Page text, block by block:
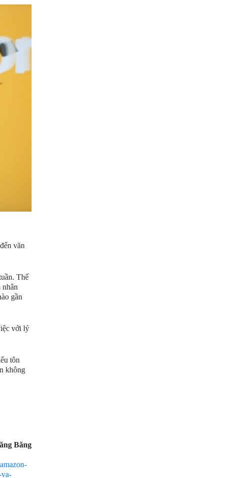
văn
Thế
nhân
gần
với lý
tôn
không
Băng
va-